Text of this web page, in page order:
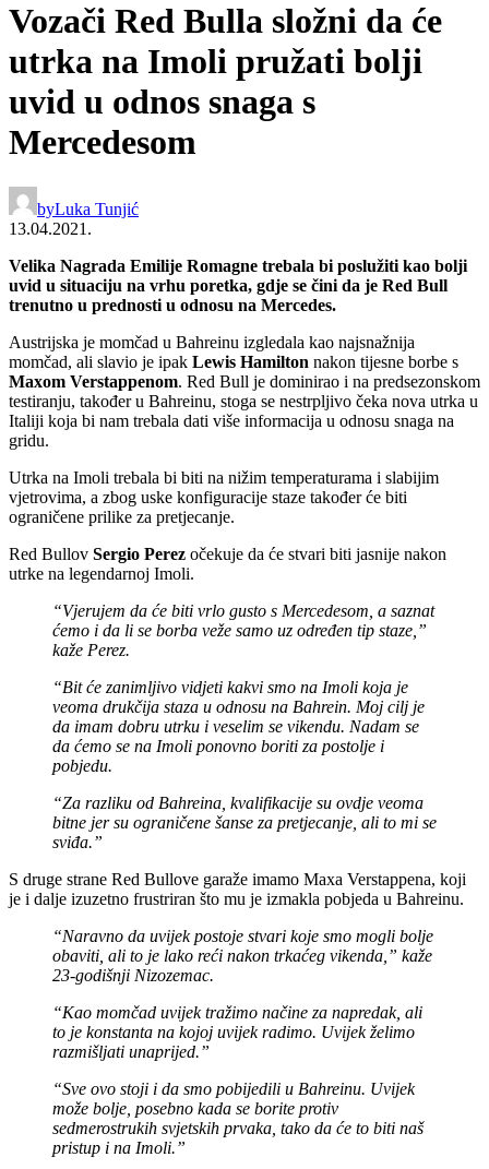
Vozači Red Bulla složni da će
utrka na Imoli pružati bolji
uvid u odnos snaga s
Mercedesom
byLuka Tunjić
13.04.2021.
Velika Nagrada Emilije Romagne trebala bi poslužiti kao bolji
uvid u situaciju na vrhu poretka, gdje se čini da je Red Bull
trenutno u prednosti u odnosu na Mercedes.
Austrijska je momčad u Bahreinu izgledala kao najsnažnija
momčad, ali slavio je ipak Lewis Hamilton nakon tijesne borbe s
Maxom Verstappenom. Red Bull je dominirao i na predsezonskom
testiranju, također u Bahreinu, stoga se nestrpljivo čeka nova utrka u
Italiji koja bi nam trebala dati više informacija u odnosu snaga na
gridu.
Utrka na Imoli trebala bi biti na nižim temperaturama i slabijim
vjetrovima, a zbog uske konfiguracije staze također će biti
ograničene prilike za pretjecanje.
Red Bullov Sergio Perez očekuje da će stvari biti jasnije nakon
utrke na legendarnoj Imoli.
“Vjerujem da će biti vrlo gusto s Mercedesom, a saznat
ćemo i da li se borba veže samo uz određen tip staze,”
kaže Perez.
“Bit će zanimljivo vidjeti kakvi smo na Imoli koja je
veoma drukčija staza u odnosu na Bahrein. Moj cilj je
da imam dobru utrku i veselim se vikendu. Nadam se
da ćemo se na Imoli ponovno boriti za postolje i
pobjedu.
“Za razliku od Bahreina, kvalifikacije su ovdje veoma
bitne jer su ograničene šanse za pretjecanje, ali to mi se
sviđa.”
S druge strane Red Bullove garaže imamo Maxa Verstappena, koji
je i dalje izuzetno frustriran što mu je izmakla pobjeda u Bahreinu.
“Naravno da uvijek postoje stvari koje smo mogli bolje
obaviti, ali to je lako reći nakon trkaćeg vikenda,” kaže
23-godišnji Nizozemac.
“Kao momčad uvijek tražimo načine za napredak, ali
to je konstanta na kojoj uvijek radimo. Uvijek želimo
razmišljati unaprijed.”
“Sve ovo stoji i da smo pobijedili u Bahreinu. Uvijek
može bolje, posebno kada se borite protiv
sedmerostrukih svjetskih prvaka, tako da će to biti naš
pristup i na Imoli.”